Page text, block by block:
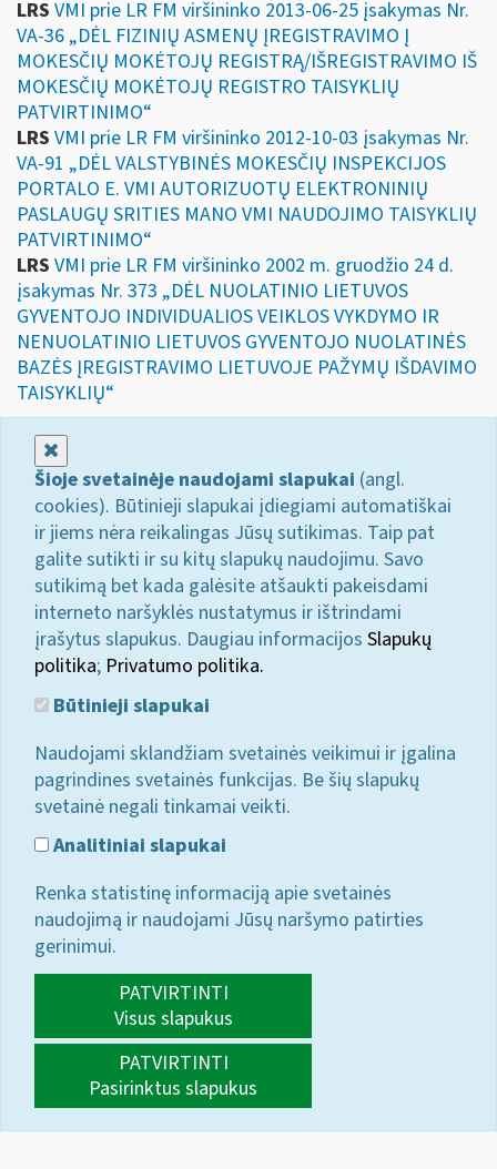
LRS VMI prie LR FM viršininko 2013-06-25 įsakymas Nr.
VA-36 „DĖL FIZINIŲ ASMENŲ ĮREGISTRAVIMO Į
MOKESČIŲ MOKĖTOJŲ REGISTRĄ/IŠREGISTRAVIMO IŠ
MOKESČIŲ MOKĖTOJŲ REGISTRO TAISYKLIŲ
PATVIRTINIMO“
LRS VMI prie LR FM viršininko 2012-10-03 įsakymas Nr.
VA-91 „DĖL VALSTYBINĖS MOKESČIŲ INSPEKCIJOS
PORTALO E. VMI AUTORIZUOTŲ ELEKTRONINIŲ
PASLAUGŲ SRITIES MANO VMI NAUDOJIMO TAISYKLIŲ
PATVIRTINIMO“
LRS VMI prie LR FM viršininko 2002 m. gruodžio 24 d.
įsakymas Nr. 373 „DĖL NUOLATINIO LIETUVOS
GYVENTOJO INDIVIDUALIOS VEIKLOS VYKDYMO IR
NENUOLATINIO LIETUVOS GYVENTOJO NUOLATINĖS
BAZĖS ĮREGISTRAVIMO LIETUVOJE PAŽYMŲ IŠDAVIMO
TAISYKLIŲ“
Šioje svetainėje naudojami slapukai (angl.
cookies). Būtinieji slapukai įdiegiami automatiškai
ir jiems nėra reikalingas Jūsų sutikimas. Taip pat
galite sutikti ir su kitų slapukų naudojimu. Savo
sutikimą bet kada galėsite atšaukti pakeisdami
interneto naršyklės nustatymus ir ištrindami
įrašytus slapukus. Daugiau informacijos Slapukų
politika; Privatumo politika.
Būtinieji slapukai
Naudojami sklandžiam svetainės veikimui ir įgalina
pagrindines svetainės funkcijas. Be šių slapukų
svetainė negali tinkamai veikti.
Analitiniai slapukai
Renka statistinę informaciją apie svetainės
naudojimą ir naudojami Jūsų naršymo patirties
gerinimui.
PATVIRTINTI
Visus slapukus
PATVIRTINTI
Pasirinktus slapukus